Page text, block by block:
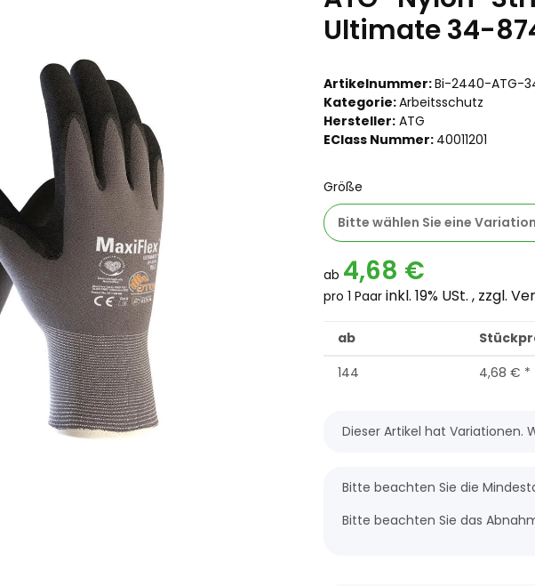
Ultimate 34-
Artikelnummer:Bi-2440-ATG-
Kategorie:Arbeitsschutz
Hersteller: ATG
EClass Nummer: 40011201
Größe
Bitte wählen Sie eine
ab 4,68 €
pro 1 Paar inkl. 19% USt. , zzgl.
ab
144
4,68 € *
x
Dieser Artikel hat Variationen.
x
Bitte beachten Sie die
Bitte beachten Sie das